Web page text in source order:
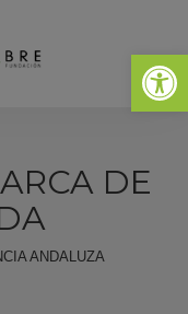
Abrir
DE
ANDALUZA